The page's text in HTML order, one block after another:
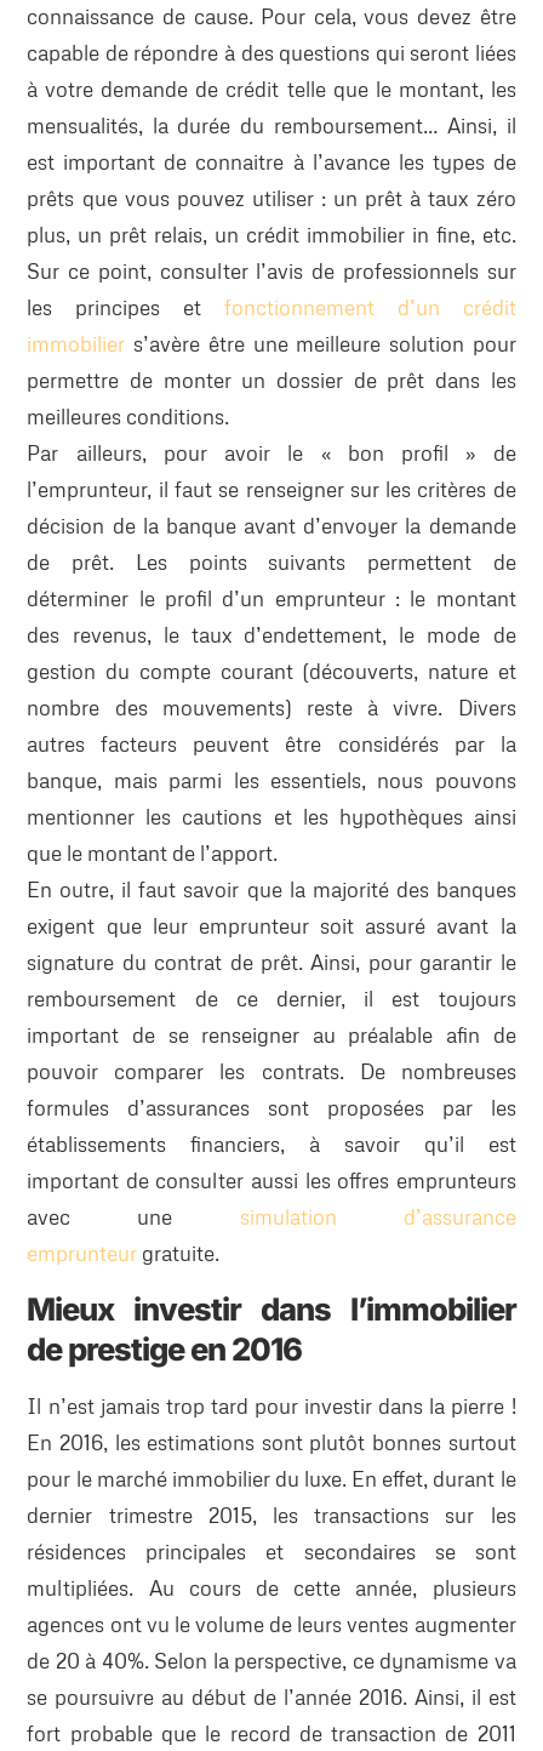
connaissance de cause. Pour cela, vous devez être
capable de répondre à des questions qui seront liées
à votre demande de crédit telle que le montant, les
mensualités, la durée du remboursement… Ainsi, il
est important de connaitre à l’avance les types de
prêts que vous pouvez utiliser : un prêt à taux zéro
plus, un prêt relais, un crédit immobilier in fine, etc.
Sur ce point, consulter l’avis de professionnels sur
les principes et fonctionnement d’un crédit
immobilier s’avère être une meilleure solution pour
permettre de monter un dossier de prêt dans les
meilleures conditions.
Par ailleurs, pour avoir le « bon profil » de
l’emprunteur, il faut se renseigner sur les critères de
décision de la banque avant d’envoyer la demande
de prêt. Les points suivants permettent de
déterminer le profil d’un emprunteur : le montant
des revenus, le taux d’endettement, le mode de
gestion du compte courant (découverts, nature et
nombre des mouvements) reste à vivre. Divers
autres facteurs peuvent être considérés par la
banque, mais parmi les essentiels, nous pouvons
mentionner les cautions et les hypothèques ainsi
que le montant de l’apport.
En outre, il faut savoir que la majorité des banques
exigent que leur emprunteur soit assuré avant la
signature du contrat de prêt. Ainsi, pour garantir le
remboursement de ce dernier, il est toujours
important de se renseigner au préalable afin de
pouvoir comparer les contrats. De nombreuses
formules d’assurances sont proposées par les
établissements financiers, à savoir qu’il est
important de consulter aussi les offres emprunteurs
avec une simulation d’assurance
emprunteur gratuite.
Mieux investir dans l’immobilier
de prestige en 2016
Il n’est jamais trop tard pour investir dans la pierre !
En 2016, les estimations sont plutôt bonnes surtout
pour le marché immobilier du luxe. En effet, durant le
dernier trimestre 2015, les transactions sur les
résidences principales et secondaires se sont
multipliées. Au cours de cette année, plusieurs
agences ont vu le volume de leurs ventes augmenter
de 20 à 40%. Selon la perspective, ce dynamisme va
se poursuivre au début de l’année 2016. Ainsi, il est
fort probable que le record de transaction de 2011